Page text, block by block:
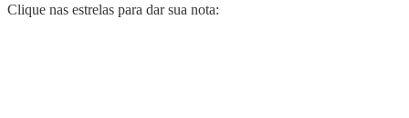
Clique nas estrelas para dar sua nota: